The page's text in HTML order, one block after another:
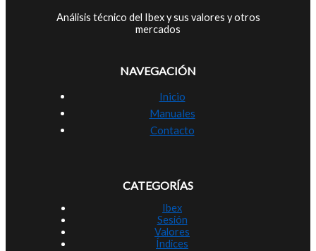
Análisis técnico del Ibex y sus valores y otros
mercados
NAVEGACIÓN
Inicio
Manuales
Contacto
CATEGORÍAS
Ibex
Sesión
Valores
Índices